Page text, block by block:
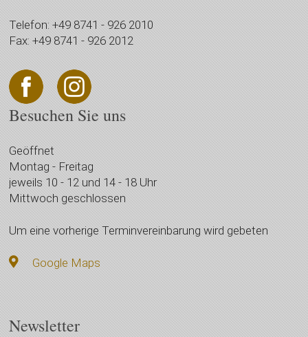
Telefon: +49 8741 - 926 2010
Fax: +49 8741 - 926 2012
Besuchen Sie uns
Geöffnet
Montag - Freitag
jeweils 10 - 12 und 14 - 18 Uhr
Mittwoch geschlossen
Um eine vorherige Terminvereinbarung wird gebeten
Google Maps
Newsletter